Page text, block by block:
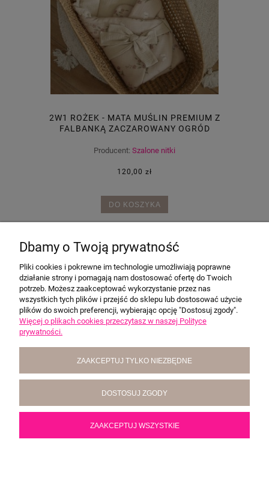
2W1 ROŻEK - MATA MUŚLIN PREMIUM Z
FALBANKĄ ZACZAROWANY OGRÓD
Producent: Szalone nitki
120,00 zł
DO KOSZYKA
Dbamy o Twoją prywatność
Pliki cookies i pokrewne im technologie umożliwiają poprawne
działanie strony i pomagają nam dostosować ofertę do Twoich
potrzeb. Możesz zaakceptować wykorzystanie przez nas
wszystkich tych plików i przejść do sklepu lub dostosować użycie
plików do swoich preferencji, wybierając opcję "Dostosuj zgody".
Więcej o plikach cookies przeczytasz w naszej Polityce
prywatności.
ZAAKCEPTUJ TYLKO NIEZBĘDNE
DOSTOSUJ ZGODY
ZAAKCEPTUJ WSZYSTKIE